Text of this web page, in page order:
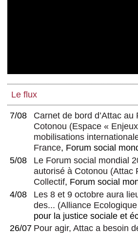
Le flux
7/08
Carnet de bord d’Attac au
Cotonou (Espace «
mobilisations
France, Forum social
5/08
Le Forum social mondial
autorisé à Cotonou (Attac
Collectif, Forum social
4/08
Les 8 et 9 octobre aura
des... (Alliance
pour la justice sociale et
26/07 Pour agir, Attac a besoin